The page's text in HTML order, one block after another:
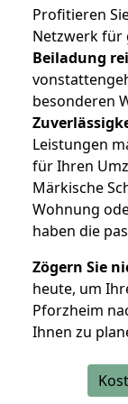
Profitieren
Netzwerk für
Beiladung
besonderen
Leistungen
für Ihren
Märkische
Wohnung
haben die
Zögern Sie
heute, um
Pforzheim
Ihnen zu